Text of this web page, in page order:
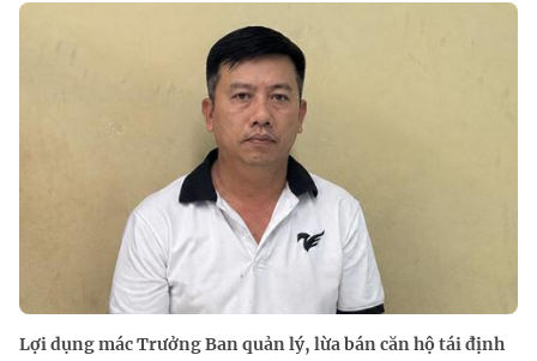
Lợi dụng mác Trưởng Ban quản lý, lừa bán căn hộ tái định